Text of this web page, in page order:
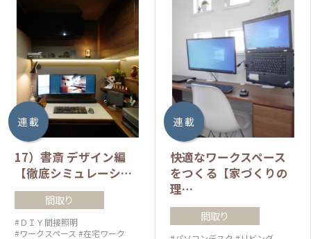
連 載
17）書斎 デザイン編
【徹底シミュレーシ…
間取り
#ＤＩＹ間接照明
#ワークスペース #在宅ワーク
連 載
快適なワークスペース
をつくる【家づくりの
理…
間取り